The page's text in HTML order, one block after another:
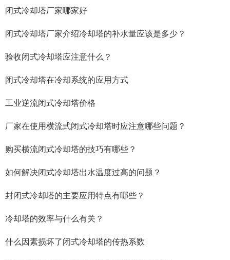
闭式冷却塔厂家哪家好
闭式冷却塔厂家介绍冷却塔的补水量应该是多少？
验收闭式冷却塔应注意什么？
闭式冷却塔在冷却系统的应用方式
工业逆流闭式冷却塔价格
厂家在使用横流式闭式冷却塔时应注意哪些问题？
购买横流闭式冷却塔的技巧有哪些？
如何解决闭式冷却塔出水温度过高的问题？
封闭式冷却塔的主要应用特点有哪些？
冷却塔的效率与什么有关？
什么因素损坏了闭式冷却塔的传热系数